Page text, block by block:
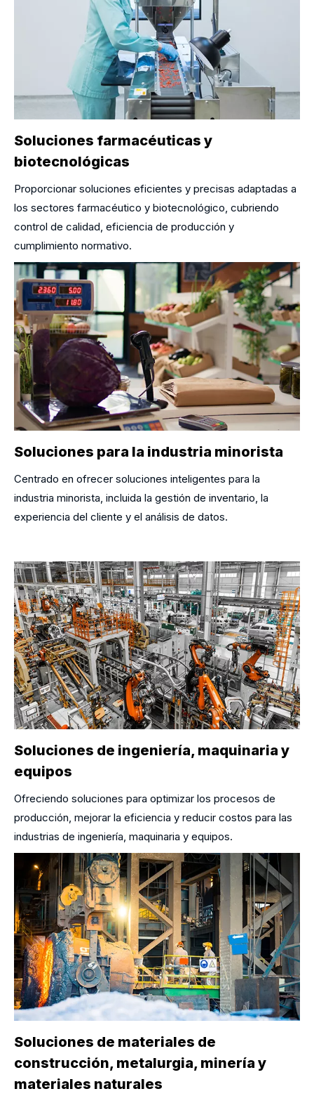
Soluciones farmacéuticas y
biotecnológicas
Proporcionar soluciones eficientes y precisas adaptadas a
los sectores farmacéutico y biotecnológico, cubriendo
control de calidad, eficiencia de producción y
cumplimiento normativo.
Soluciones para la industria minorista
Centrado en ofrecer soluciones inteligentes para la
industria minorista, incluida la gestión de inventario, la
experiencia del cliente y el análisis de datos.
Soluciones de ingeniería, maquinaria y
equipos
Ofreciendo soluciones para optimizar los procesos de
producción, mejorar la eficiencia y reducir costos para las
industrias de ingeniería, maquinaria y equipos.
Soluciones de materiales de
construcción, metalurgia, minería y
materiales naturales